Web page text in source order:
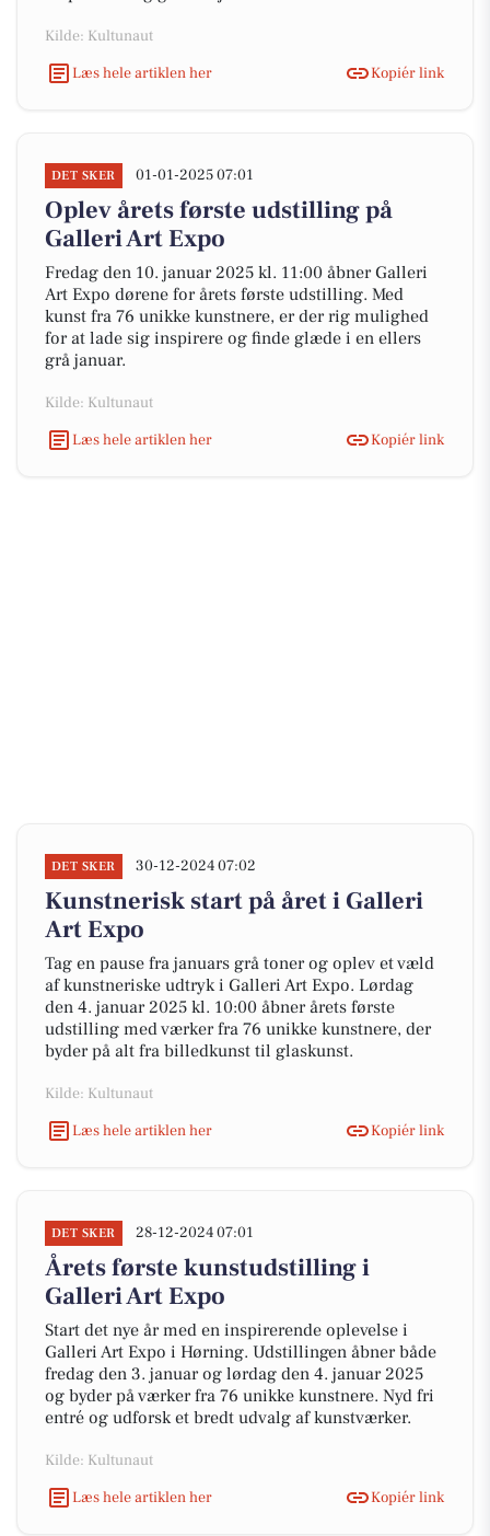
Kilde: Kultunaut
Læs hele artiklen her
Kopiér link
DET SKER 01-01-2025 07:01
Oplev årets første udstilling på
Galleri Art Expo
Fredag den 10. januar 2025 kl. 11:00 åbner Galleri
Art Expo dørene for årets første udstilling. Med
kunst fra 76 unikke kunstnere, er der rig mulighed
for at lade sig inspirere og finde glæde i en ellers
grå januar.
Kilde: Kultunaut
Læs hele artiklen her
Kopiér link
DET SKER 30-12-2024 07:02
Kunstnerisk start på året i Galleri
Art Expo
Tag en pause fra januars grå toner og oplev et væld
af kunstneriske udtryk i Galleri Art Expo. Lørdag
den 4. januar 2025 kl. 10:00 åbner årets første
udstilling med værker fra 76 unikke kunstnere, der
byder på alt fra billedkunst til glaskunst.
Kilde: Kultunaut
Læs hele artiklen her
Kopiér link
DET SKER 28-12-2024 07:01
Årets første kunstudstilling i
Galleri Art Expo
Start det nye år med en inspirerende oplevelse i
Galleri Art Expo i Hørning. Udstillingen åbner både
fredag den 3. januar og lørdag den 4. januar 2025
og byder på værker fra 76 unikke kunstnere. Nyd fri
entré og udforsk et bredt udvalg af kunstværker.
Kilde: Kultunaut
Læs hele artiklen her
Kopiér link